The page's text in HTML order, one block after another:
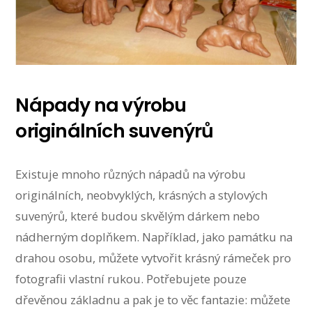
Nápady na výrobu
originálních suvenýrů
Existuje mnoho různých nápadů na výrobu
originálních, neobvyklých, krásných a stylových
suvenýrů, které budou skvělým dárkem nebo
nádherným doplňkem. Například, jako památku na
drahou osobu, můžete vytvořit krásný rámeček pro
fotografii vlastní rukou. Potřebujete pouze
dřevěnou základnu a pak je to věc fantazie: můžete